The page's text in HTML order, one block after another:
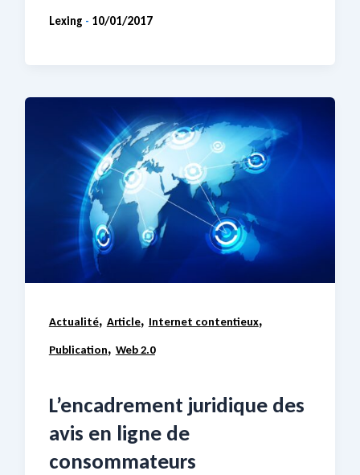
Lexing - 10/01/2017
Actualité, Article, Internet contentieux,
Publication, Web 2.0
L’encadrement juridique des
avis en ligne de
consommateurs